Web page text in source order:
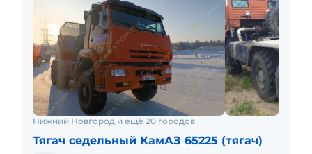
Нижний Новгород и ещё 20 городов
Тягач седельный КамАЗ 65225 (тягач)